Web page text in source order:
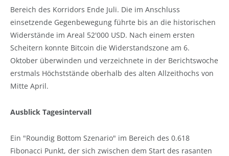
Bereich des Korridors Ende Juli. Die im Anschluss
einsetzende Gegenbewegung führte bis an die historischen
Widerstände im Areal 52'000 USD. Nach einem ersten
Scheitern konnte Bitcoin die Widerstandszone am 6.
Oktober überwinden und verzeichnete in der Berichtswoche
erstmals Höchststände oberhalb des alten Allzeithochs von
Mitte April.
Ausblick Tagesintervall
Ein "Roundig Bottom Szenario" im Bereich des 0.618
Fibonacci Punkt, der sich zwischen dem Start des rasanten